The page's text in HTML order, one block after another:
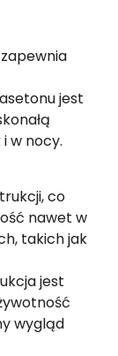
jest
w nocy.
co
nawet w
takich jak
jest
wygląd